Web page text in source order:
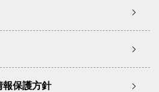
報保護方針